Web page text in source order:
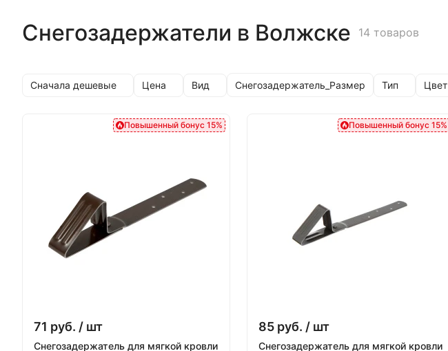
Снегозадержатели в Волжске 14 товаров
Сначала дешевые Цена Вид Снегозадержатель_Размер Тип Цвет
Повышенный бонус 15%
71 руб. / шт
Снегозадержатель для мягкой кровли
Повышенный бонус 15%
85 руб. / шт
Снегозадержатель для мягкой кровли